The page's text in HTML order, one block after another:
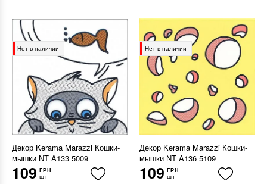
Нет в наличии
Декор Kerama Marazzi Кошки-
мышки NT A133 5009
109 ГРН
шт
Нет в наличии
Декор Kerama Marazzi Кошки-
мышки NT A136 5109
109 ГРН
шт